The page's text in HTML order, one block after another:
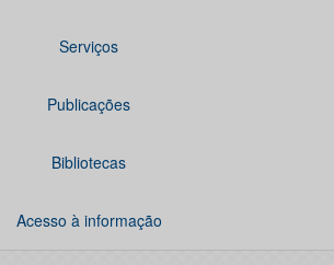
Serviços
Publicações
Bibliotecas
Acesso à informação